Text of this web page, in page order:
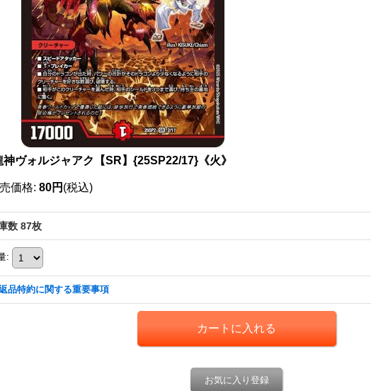
神ヴォルジャアク【SR】{25SP22/17}《火》
価格: 80円 (税込)
数 87枚
:
品特約に関する重要事項
お気に入り登録